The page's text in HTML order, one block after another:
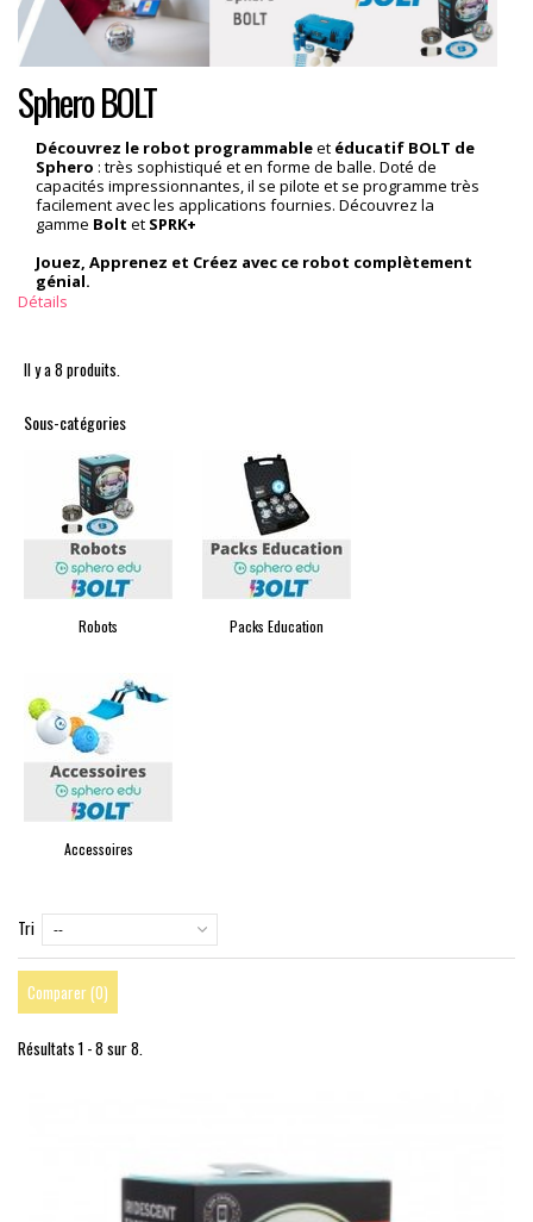
Sphero BOLT
Découvrez le robot programmableet éducatif BOLT de
Sphero : très sophistiqué et en forme de balle. Doté de
capacités impressionnantes, il se pilote et se programme très
facilement avec les applications fournies. Découvrez la
gamme Bolt et SPRK+
Jouez, Apprenez et Créez avec ce robot complètement
génial.
Détails
Il y a 8 produits.
Sous-catégories
Robots Packs Education
Accessoires
Tri --
Comparer (0)
Résultats 1 - 8 sur 8.